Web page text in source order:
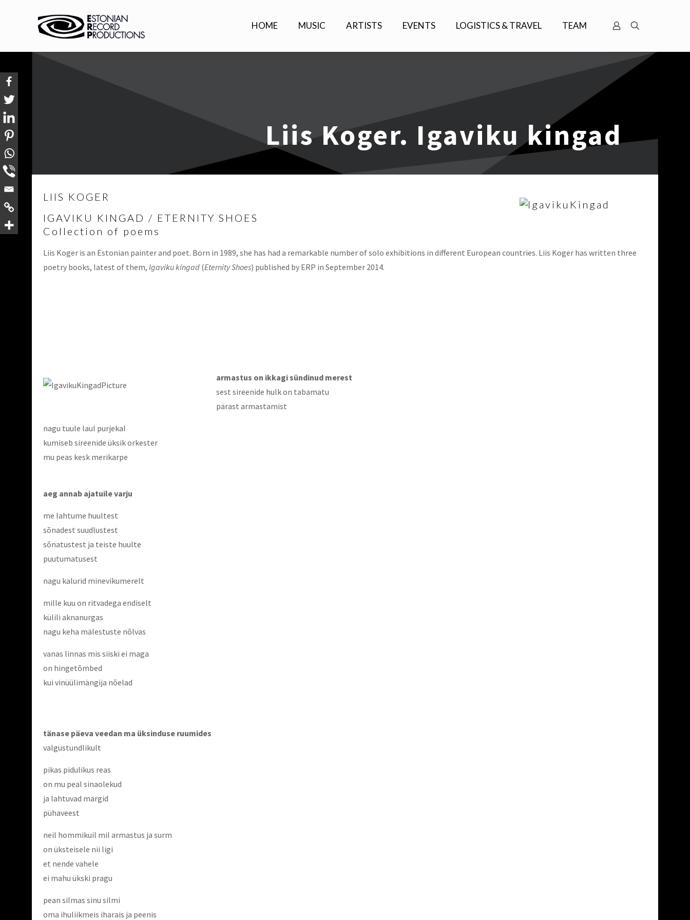
HOME MUSIC ARTISTS EVENTS LOGISTICS & TRAVEL TEAM
Liis Koger. Igaviku kingad
LIIS KOGER
IGAVIKU KINGAD / ETERNITY SHOES
Collection of poems
Liis Koger is an Estonian painter and poet. Born in 1989, she has had a remarkable number of solo exhibitions in different European countries. Liis Koger has written three
poetry books, latest of them, Igaviku kingad (Eternity Shoes) published by ERP in September 2014.
armastus on ikkagi sündinud merest
sest sireenide hulk on tabamatu
pärast armastamist
nagu tuule laul purjekal
kumiseb sireenide üksik orkester
mu peas kesk merikarpe
aeg annab ajatuile varju
me lahtume huultest
sõnadest suudlustest
sõnatustest ja teiste huulte
puutumatusest
nagu kalurid minevikumerelt
mille kuu on ritvadega endiselt
külili aknanurgas
nagu keha mälestuste nõlvas
vanas linnas mis siiski ei maga
on hingetõmbed
kui vinüülimängija nõelad
tänase päeva veedan ma üksinduse ruumides
valgustundlikult
pikas pidulikus reas
on mu peal sinaolekud
ja lahtuvad märgid
pühaveest
neil hommikuil mil armastus ja surm
on üksteisele nii ligi
et nende vahele
ei mahu ükski pragu
pean silmas sinu silmi
oma ihuliikmeis iharais ja peenis